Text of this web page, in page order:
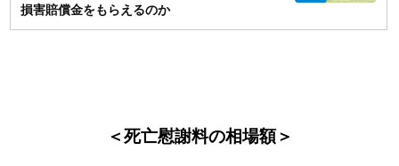
損害賠償金をもらえるのか
＜死亡慰謝料の相場額＞